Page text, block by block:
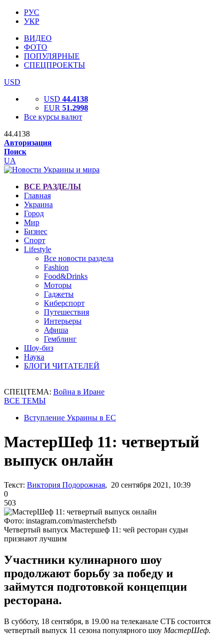
РУС
УКР
ВИДЕО
ФОТО
ПОПУЛЯРНЫЕ
СПЕЦПРОЕКТЫ
USD
USD 44.4138
EUR 51.2998
Все курсы валют
44.4138
Авторизация
Поиск
UA
ВСЕ РАЗДЕЛЫ
Главная
Украина
Город
Мир
Бизнес
Спорт
Lifestyle
Все новости раздела
Fashion
Food&Drinks
Моторы
Гаджеты
Киберспорт
Путешествия
Интерьеры
Афиша
Гемблинг
Шоу-биз
Наука
БЛОГИ ЧИТАТЕЛЕЙ
СПЕЦТЕМА: Война в Иране
ВСЕ ТЕМЫ
Вступление Украины в ЕС
МастерШеф 11: четвертый
выпуск онлайн
Текст: Виктория Подорожная, 20 сентября 2021, 10:39
0
503
Фото: instagram.com/masterchefstb
Четвертый выпуск Мастершеф 11: чей ресторан судьи
признают лучшим
Участники кулинарного шоу
продолжают борьбу за победу и
займутся подготовкой концепции
ресторана.
В субботу, 18 сентября, в 19.00 на телеканале СТБ состоится
четвертый выпуск 11 сезона популярного шоу МастерШеф.